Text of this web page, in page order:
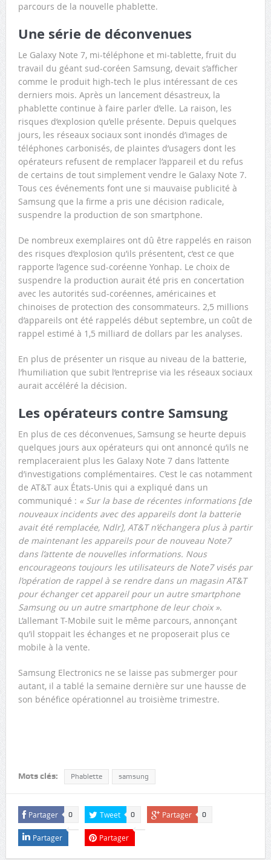
parcours de la nouvelle phablette.
Une série de déconvenues
Le Galaxy Note 7, mi-téléphone et mi-tablette, fruit du
travail du géant sud-coréen Samsung, devait s’afficher
comme le produit high-tech le plus intéressant de ces
derniers mois. Après un lancement désastreux, la
phablette continue à faire parler d’elle. La raison, les
risques d’explosion qu’elle présente. Depuis quelques
jours, les réseaux sociaux sont inondés d’images de
téléphones carbonisés, de plaintes d’usagers dont les
opérateurs refusent de remplacer l’appareil et du refus
de certains de tout simplement vendre le Galaxy Note 7.
Tous ces événements font une si mauvaise publicité à
Samsung que la firme a pris une décision radicale,
suspendre la production de son smartphone.
De nombreux exemplaires ont dû être rappelés en raison
des risques d’explosion qu’ils présentent, c’est ce que
rapporte l’agence sud-coréenne Yonhap. Le choix de
suspendre la production aurait été pris en concertation
avec les autorités sud-coréennes, américaines et
chinoises de protection des consommateurs. 2,5 millions
d’appareils ont été rappelés début septembre, un coût de
rappel estimé à 1,5 milliard de dollars par les analyses.
En plus de présenter un risque au niveau de la batterie,
l’humiliation que subit l’entreprise via les réseaux sociaux
aurait accéléré la décision.
Les opérateurs contre Samsung
En plus de ces déconvenues, Samsung se heurte depuis
quelques jours aux opérateurs qui ont annoncé qu’ils ne
remplaceraient plus les Galaxy Note 7 dans l’attente
d’investigations complémentaires. C’est le cas notamment
de AT&T aux États-Unis qui a expliqué dans un
communiqué : « Sur la base de récentes informations [de
nouveaux incidents avec des appareils dont la batterie
avait été remplacée, Ndlr], AT&T n’échangera plus à partir
de maintenant les appareils pour de nouveau Note7
dans l’attente de nouvelles informations. Nous
encourageons toujours les utilisateurs de Note7 visés par
l’opération de rappel à se rendre dans un magasin AT&T
pour échanger cet appareil pour un autre smartphone
Samsung ou un autre smartphone de leur choix ».
L’allemant T-Mobile suit le même parcours, annonçant
qu’il stoppait les échanges et ne proposerait plus ce
mobile à la vente.
Samsung Electronics ne se laisse pas submerger pour
autant, il a tablé la semaine dernière sur une hausse de
son bénéfice opérationnel au troisième trimestre.
Mots clés: Phablette samsung
Partager 0 Tweet 0 Partager 0
Partager Partager